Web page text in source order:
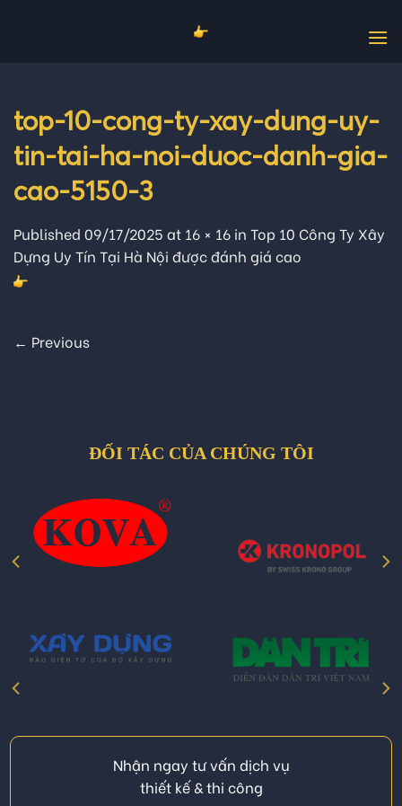
top-10-cong-ty-xay-dung-uy-
tin-tai-ha-noi-duoc-danh-gia-
cao-5150-3
Published 09/17/2025 at 16 × 16 in Top 10 Công Ty Xây
Dựng Uy Tín Tại Hà Nội được đánh giá cao
← Previous
ĐỐI TÁC CỦA CHÚNG TÔI
Nhận ngay tư vấn dịch vụ
thiết kế & thi công